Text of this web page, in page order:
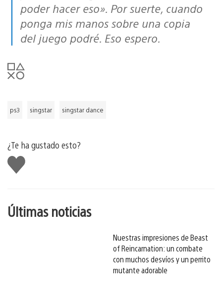
poder hacer eso». Por suerte, cuando
ponga mis manos sobre una copia
del juego podré. Eso espero.
ps3 singstar singstar dance
¿Te ha gustado esto?
Me
gusta
Últimas noticias
Nuestras impresiones de Beast
of Reincarnation: un combate
con muchos desvíos y un perrito
mutante adorable